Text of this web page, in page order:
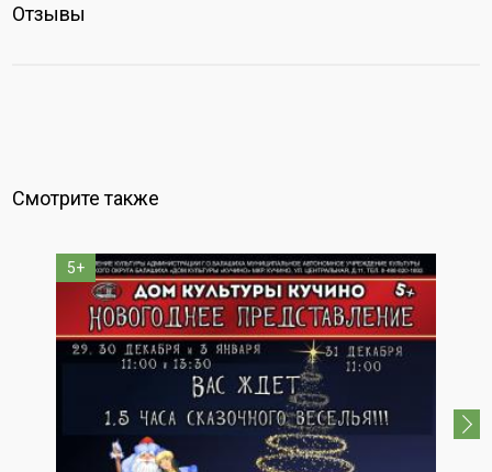
Отзывы
Смотрите также
5+